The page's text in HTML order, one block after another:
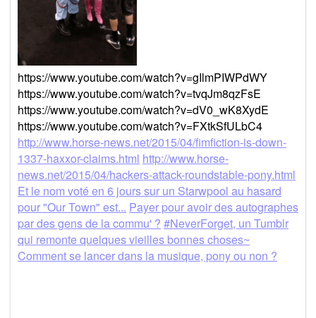
https://www.youtube.com/watch?v=gIlmPIWPdWY
https://www.youtube.com/watch?v=tvqJm8qzFsE
https://www.youtube.com/watch?v=dV0_wK8XydE
https://www.youtube.com/watch?v=FXtkSfULbC4
http://www.horse-news.net/2015/04/fimfiction-is-down-
1337-haxxor-claims.html http://www.horse-
news.net/2015/04/hackers-attack-roundstable-pony.html
Et le nom voté en 6 jours sur un Starwpool au hasard
pour "Our Town" est... Payer pour avoir des autographes
par des gens de la commu' ? #NeverForget, un Tumblr
qui remonte quelques vieilles bonnes choses~
Comment se lancer dans la musique, pony ou non ?